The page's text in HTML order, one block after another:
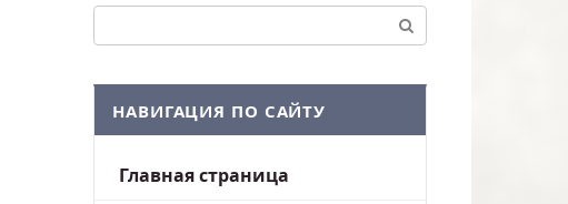
НАВИГАЦИЯ ПО САЙТУ
Главная страница